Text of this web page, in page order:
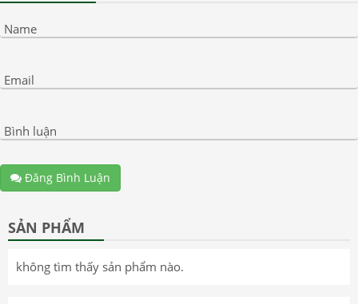
Name
Email
Bình luận
Đăng Bình Luận
SẢN PHẨM
không tìm thấy sản phẩm nào.